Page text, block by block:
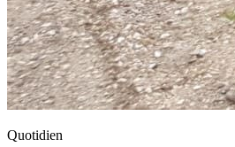
Quotidien